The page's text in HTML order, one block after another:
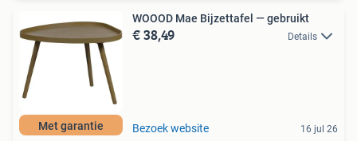
Met garantie
WOOOD Mae Bijzettafel — gebruikt
€ 38,49 Details
Bezoek website 16 jul 26